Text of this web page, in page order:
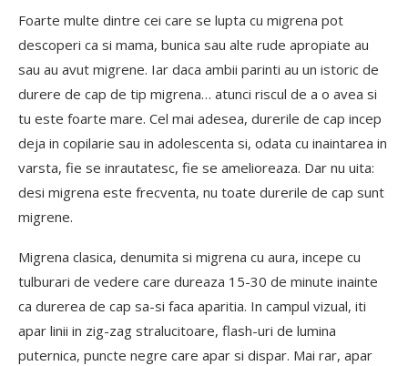
Foarte multe dintre cei care se lupta cu migrena pot
descoperi ca si mama, bunica sau alte rude apropiate au
sau au avut migrene. Iar daca ambii parinti au un istoric de
durere de cap de tip migrena… atunci riscul de a o avea si
tu este foarte mare. Cel mai adesea, durerile de cap incep
deja in copilarie sau in adolescenta si, odata cu inaintarea in
varsta, fie se inrautatesc, fie se amelioreaza. Dar nu uita:
desi migrena este frecventa, nu toate durerile de cap sunt
migrene.
Migrena clasica, denumita si migrena cu aura, incepe cu
tulburari de vedere care dureaza 15-30 de minute inainte
ca durerea de cap sa-si faca aparitia. In campul vizual, iti
apar linii in zig-zag stralucitoare, flash-uri de lumina
puternica, puncte negre care apar si dispar. Mai rar, apar